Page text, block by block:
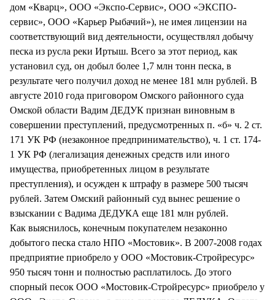
дом «Кварц», ООО «Экспо-Сервис», ООО «ЭКСПО-
сервис», ООО «Карьер Рыбачий»), не имея лицензии на
соответствующий вид деятельности, осуществлял добычу
песка из русла реки Иртыш. Всего за этот период, как
установил суд, он добыл более 1,7 млн тонн песка, в
результате чего получил доход не менее 181 млн рублей. В
августе 2010 года приговором Омского районного суда
Омской области Вадим ДЕДУК признан виновным в
совершении преступлений, предусмотренных п. «б» ч. 2 ст.
171 УК РФ (незаконное предпринимательство), ч. 1 ст. 174-
1 УК РФ (легализация денежных средств или иного
имущества, приобретенных лицом в результате
преступления), и осужден к штрафу в размере 500 тысяч
рублей. Затем Омский районный суд вынес решение о
взыскании с Вадима ДЕДУКА еще 181 млн рублей.
Как выяснилось, конечным покупателем незаконно
добытого песка стало НПО «Мостовик». В 2007-2008 годах
предприятие приобрело у ООО «Мостовик-Стройресурс»
950 тысяч тонн и полностью расплатилось. До этого
спорный песок ООО «Мостовик-Стройресурс» приобрело у